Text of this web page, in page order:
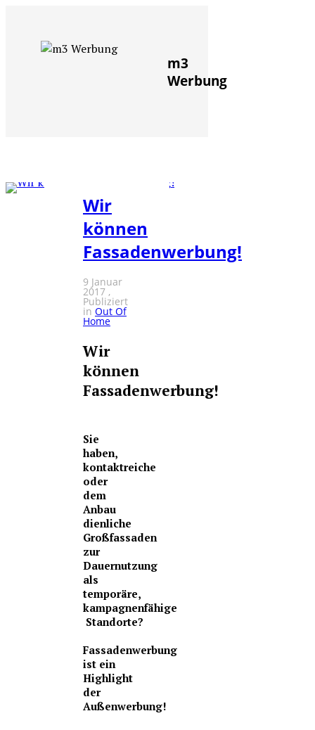
m3
Werbung
EMPFEHLUNG
Wir
können
Fassadenwerbung!
9 Januar
2017
Publiziert
in Out Of
Home
Wir
können
Fassadenwerbung!
Sie
haben,
kontaktreiche
oder
dem
Anbau
dienliche
Großfassaden
zur
Dauernutzung
als
temporäre,
kampagnenfähige
Standorte?
Fassadenwerbung
ist ein
Highlight
der
Außenwerbung!